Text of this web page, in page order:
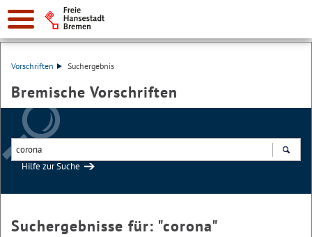
Vorschriften Suchergebnis
Bremische Vorschriften
Hilfe zur Suche
Suchergebnisse für: "corona"